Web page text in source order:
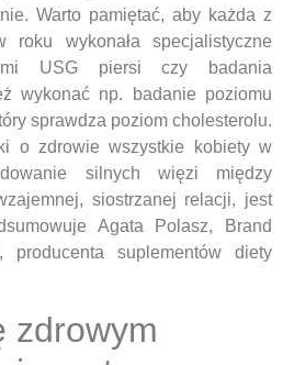
Warto pamiętać, aby każda z
wykonała specjalistyczne
USG piersi czy badania
wykonać np. badanie poziomu
sprawdza poziom cholesterolu.
o zdrowie wszystkie kobiety w
silnych więzi między
siostrzanej relacji, jest
Agata Polasz, Brand
producenta suplementów diety
zdrowym